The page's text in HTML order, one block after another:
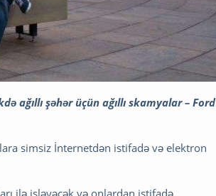
ağıllı şəhər üçün ağıllı skamyalar – Ford
simsiz İnternetdən istifadə və elektron
ilə işləyəcək və onlardan istifadə